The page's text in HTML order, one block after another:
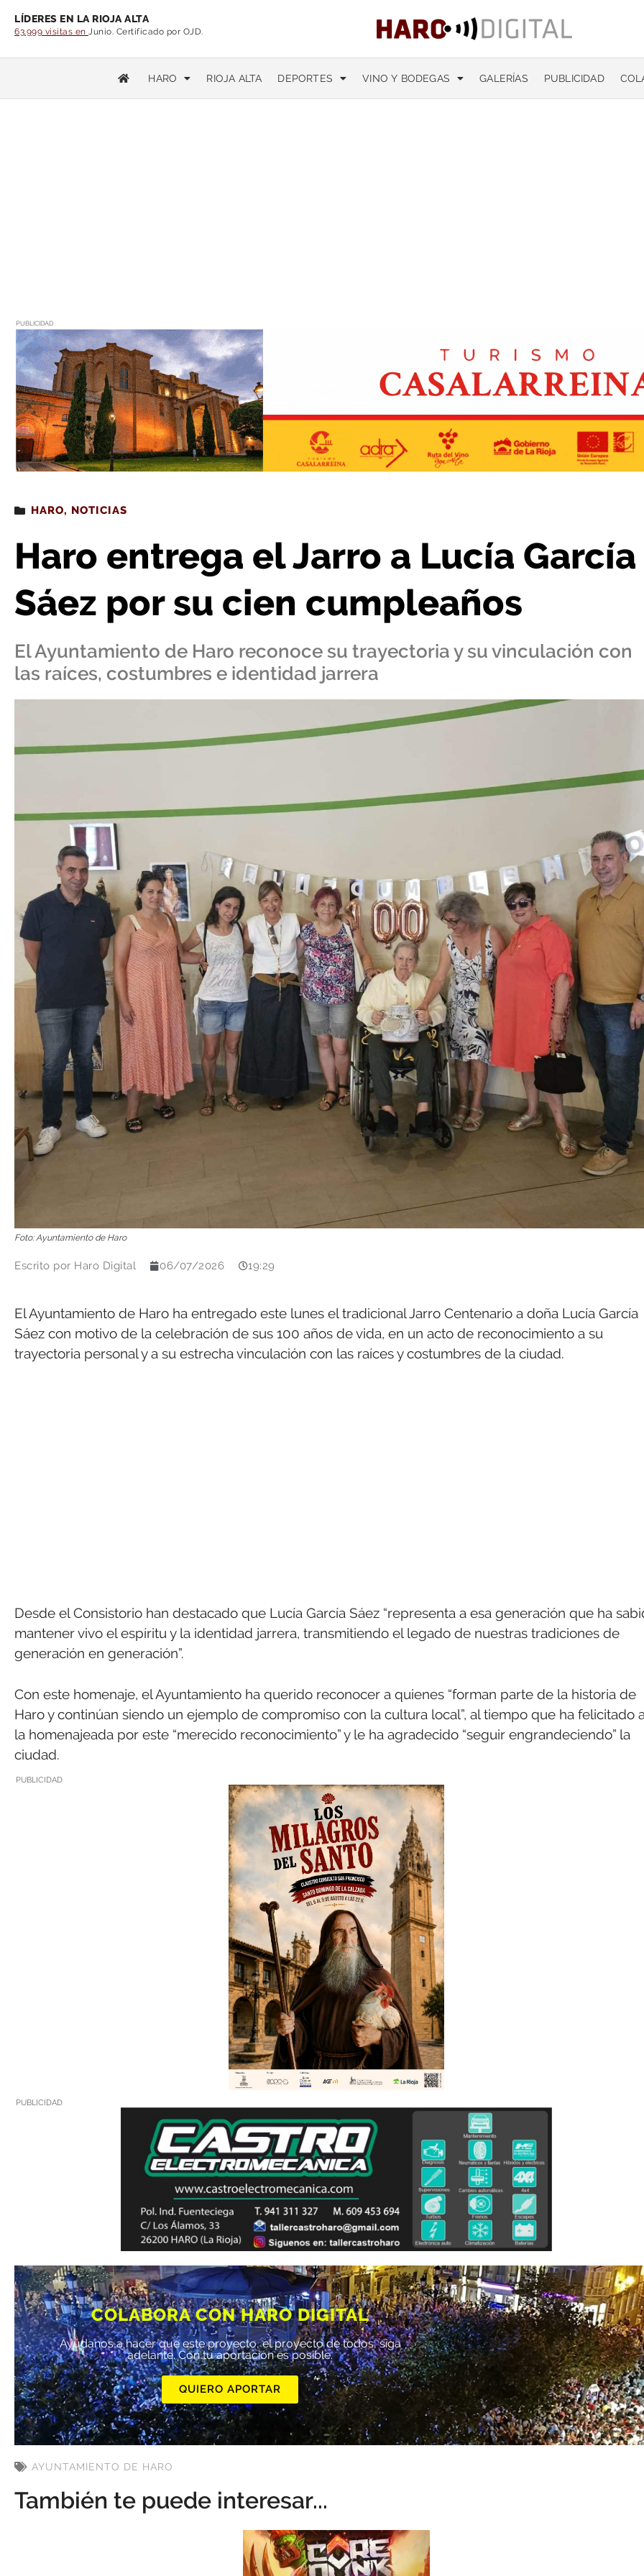
LÍDERES EN LA RIOJA ALTA
63.999 visitas en Junio. Certificado por OJD.
HARO RIOJA ALTA DEPORTES VINO Y BODEGAS GALERÍAS PUBLICIDAD
PUBLICIDAD
Estás leyendo : Haro entrega el Jarro a Lucía García Sáez por su cien cumpleaños
HARO, NOTICIAS
Haro entrega el Jarro a Lucía García
Sáez por su cien cumpleaños
El Ayuntamiento de Haro reconoce su trayectoria y su vinculación con
las raíces, costumbres e identidad jarrera
Foto: Ayuntamiento de Haro
Escrito por Haro Digital 06/07/2026 19:29
El Ayuntamiento de Haro ha entregado este lunes el tradicional Jarro Centenario a doña Lucía García
Sáez con motivo de la celebración de sus 100 años de vida, en un acto de reconocimiento a su
trayectoria personal y a su estrecha vinculación con las raíces y costumbres de la ciudad.
Desde el Consistorio han destacado que Lucía García Sáez “representa a esa generación que ha
mantener vivo el espíritu y la identidad jarrera, transmitiendo el legado de nuestras tradiciones de
generación en generación”.
Con este homenaje, el Ayuntamiento ha querido reconocer a quienes “forman parte de la historia de
Haro y continúan siendo un ejemplo de compromiso con la cultura local”, al tiempo que ha felicitado
la homenajeada por este “merecido reconocimiento” y le ha agradecido “seguir engrandeciendo” la
ciudad.
PUBLICIDAD
PUBLICIDAD
COLABORA CON HARO DIGITAL
Ayúdanos a hacer que este proyecto, el proyecto de todos, siga
adelante. Con tu aportación es posible.
QUIERO APORTAR
AYUNTAMIENTO DE HARO
También te puede interesar...